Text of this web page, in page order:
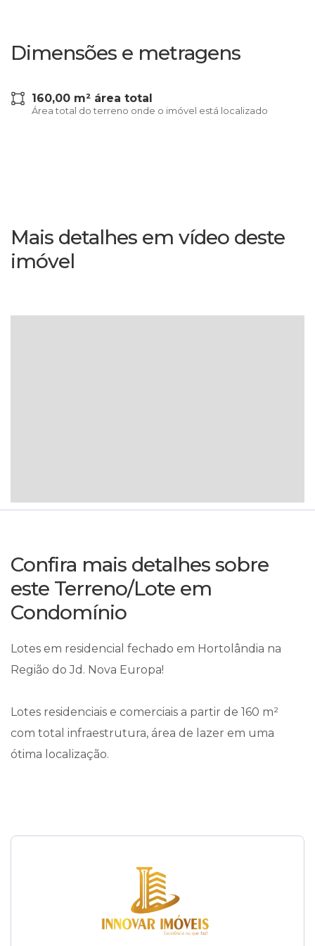
Dimensões e metragens
160,00 m² área total
Área total do terreno onde o imóvel está localizado
Mais detalhes em vídeo deste
imóvel
Confira mais detalhes sobre
este Terreno/Lote em
Condomínio
Lotes em residencial fechado em Hortolândia na
Região do Jd. Nova Europa!
Lotes residenciais e comerciais a partir de 160 m²
com total infraestrutura, área de lazer em uma
ótima localização.